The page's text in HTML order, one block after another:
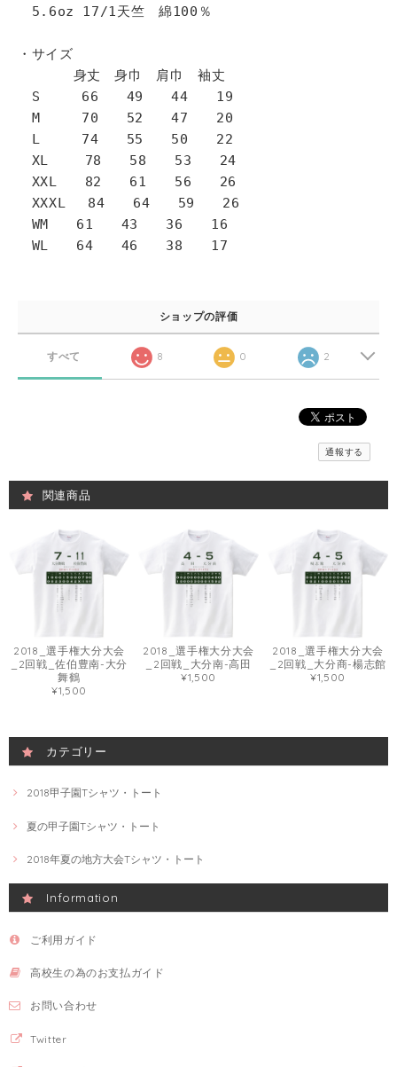
5.6oz 17/1天竺 綿100％
・サイズ
身丈 身巾 肩巾 袖丈
S 66 49 44 19
M 70 52 47 20
L 74 55 50 22
XL 78 58 53 24
XXL 82 61 56 26
XXXL 84 64 59 26
WM 61 43 36 16
WL 64 46 38 17
ショップの評価
すべて 8 0 2
通報する
関連商品
2018_選手権大分大会
_2回戦_佐伯豊南-大分
舞鶴
¥1,500
2018_選手権大分大会
_2回戦_大分南-高田
¥1,500
2018_選手権大分大会
_2回戦_大分商-楊志館
¥1,500
カテゴリー
2018甲子園Tシャツ・トート
夏の甲子園Tシャツ・トート
2018年夏の地方大会Tシャツ・トート
Information
ご利用ガイド
高校生の為のお支払ガイド
お問い合わせ
Twitter